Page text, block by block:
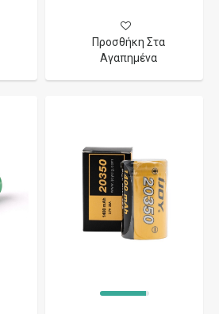
Προσθήκη Στα
Αγαπημένα